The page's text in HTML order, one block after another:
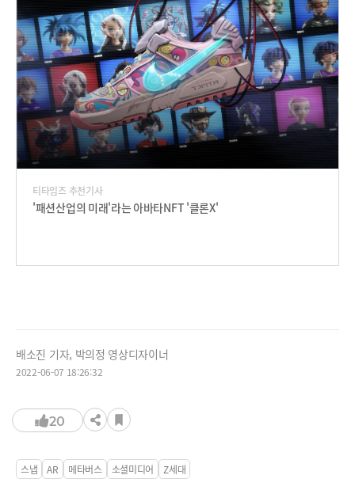
티타임즈 추천기사
'패션산업의 미래'라는 아바타NFT '클론X'
배소진 기자, 박의정 영상디자이너
2022-06-07 18:26:32
20
스냅 AR 메타버스 소셜미디어 Z세대